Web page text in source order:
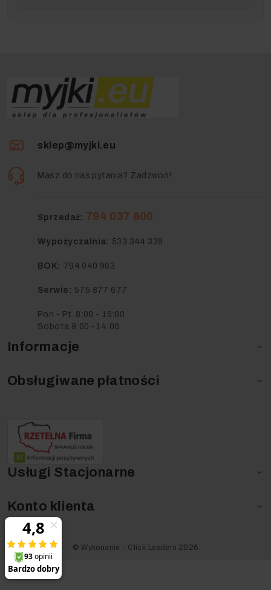
Informacje 
Obsługiwane płatności 
Usługi Stacjonarne 
Konto klienta 
sklep@myjki.eu
Masz do nas pytania? Zadzwoń!
Sprzedaż: 794 037 600
Wypożyczalnia: 533 344 339
BOK: 794 040 903
Serwis: 575 877 677
Pon - Pt. 8:00 - 16:00
Sobota 9:00 -14:00
©️ Wykonanie - Click Leaders 2026